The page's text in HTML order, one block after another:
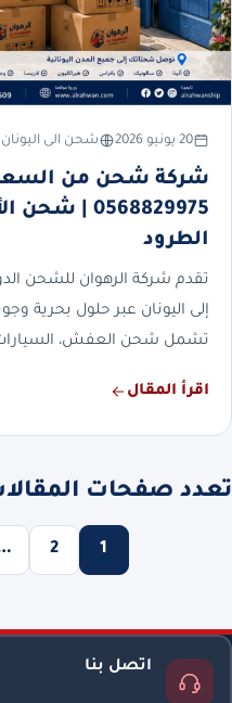
20 يونيو 2026 شحن الى اليونان
شركة شحن من
الطرود
تقدم شركة الرهوان للشحن
إلى اليونان عبر حلول بحرية
تشمل شحن العفش،
اقرأ المقال
تعدد صفحات
1
2
اتصل بنا